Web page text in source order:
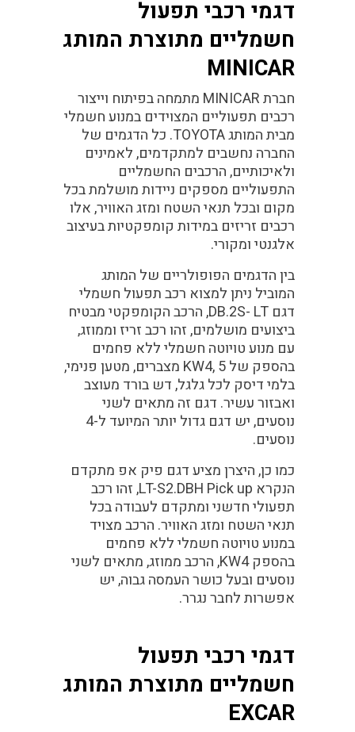
דגמי רכבי תפעול
חשמליים מתוצרת המותג
MINICAR
חברת MINICAR מתמחה בפיתוח וייצור
רכבים תפעוליים המצוידים במנוע חשמלי
מבית המותג TOYOTA. כל הדגמים של
החברה נחשבים למתקדמים, לאמינים
ולאיכותיים, הרכבים החשמליים
התפעוליים מספקים ניידות מושלמת בכל
מקום ובכל תנאי השטח ומזג האוויר, אלו
רכבים זריזים במידות קומפקטיות בעיצוב
אלגנטי ומקורי.
בין הדגמים הפופולריים של המותג
המוביל ניתן למצוא רכב תפעול חשמלי
דגם DB.2S- LT, הרכב הקומפקטי מבטיח
ביצועים מושלמים, זהו רכב זריז וממוזג,
עם מנוע טויוטה חשמלי ללא פחמים
בהספק של KW4, 5 מצברים, מטען פנימי,
בלמי דיסק לכל גלגל, דש בורד מעוצב
ואבזור עשיר. דגם זה מתאים לשני
נוסעים, יש דגם גדול יותר המיועד ל-4
נוסעים.
כמו כן, היצרן מציע דגם פיק אפ מתקדם
הנקרא LT-S2.DBH Pick up, זהו רכב
תפעולי חדשני ומתקדם לעבודה בכל
תנאי השטח ומזג האוויר. הרכב מצויד
במנוע טויוטה חשמלי ללא פחמים
בהספק KW4, הרכב ממוזג, מתאים לשני
נוסעים ובעל כושר העמסה גבוה, יש
אפשרות לחבר נגרר.
דגמי רכבי תפעול
חשמליים מתוצרת המותג
EXCAR